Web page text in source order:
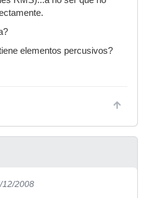
elementos percusivos?
12/2008